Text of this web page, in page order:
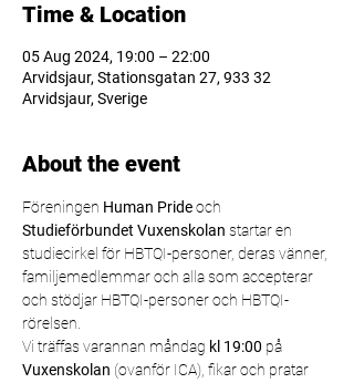
Time & Location
05 Aug 2024, 19:00 – 22:00
Arvidsjaur, Stationsgatan 27, 933 32
Arvidsjaur, Sverige
About the event
Föreningen Human Pride och
Studieförbundet Vuxenskolan startar en
studiecirkel för HBTQI-personer, deras vänner,
familjemedlemmar och alla som accepterar
och stödjar HBTQI-personer och HBTQI-
rörelsen.
Vi träffas varannan måndag kl 19:00 på
Vuxenskolan (ovanför ICA), fikar och pratar